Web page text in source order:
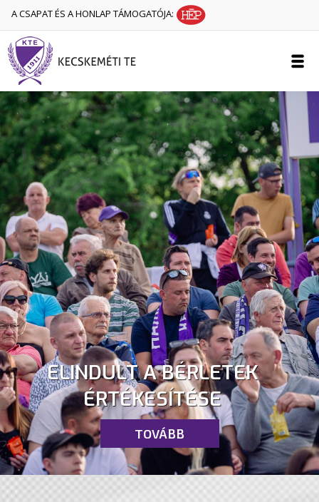
A CSAPAT ÉS A HONLAP TÁMOGATÓJA:
ELINDULT A BÉRLETEK
ÉRTÉKESÍTÉSE
TOVÁBB